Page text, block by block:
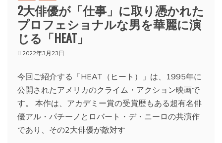
2大俳優が「仕事」に取り憑かれた
プロフェショナルな男を華麗に演
じる「HEAT」
2022年3月23日
今回ご紹介する「HEAT（ヒート）」は、1995年に
公開されたアメリカのクライム・アクション映画で
す。 本作は、アカデミー賞の受賞歴もある超有名俳
優アル・パチーノとロバート・デ・ニーロの共演作
であり、その2大俳優が敵対す